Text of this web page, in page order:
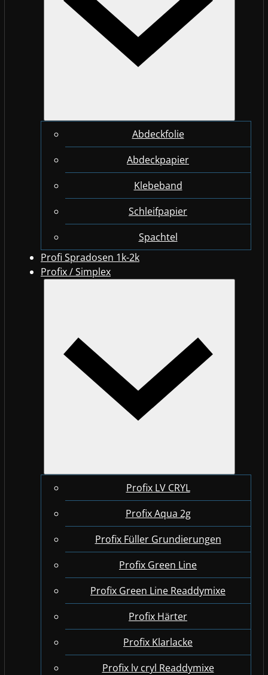
Abdeckfolie
Abdeckpapier
Klebeband
Schleifpapier
Spachtel
Profi Spradosen 1k-2k
Profix / Simplex
Profix LV CRYL
Profix Aqua 2g
Profix Füller Grundierungen
Profix Green Line
Profix Green Line Readdymixe
Profix Härter
Profix Klarlacke
Profix lv cryl Readdymixe